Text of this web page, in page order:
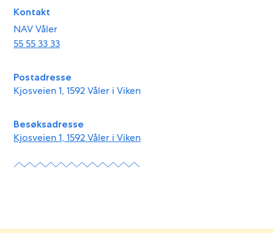
Kontakt
NAV Våler
55 55 33 33
Postadresse
Kjosveien 1, 1592 Våler i Viken
Besøksadresse
Kjosveien 1, 1592 Våler i Viken